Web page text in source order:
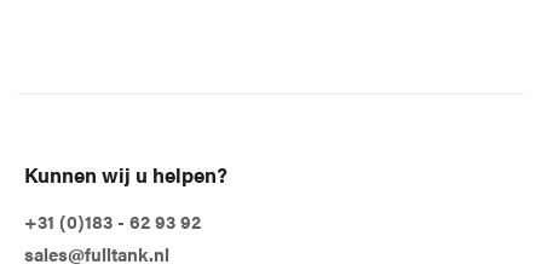
Kunnen wij u helpen?
+31 (0)183 - 62 93 92
sales@fulltank.nl